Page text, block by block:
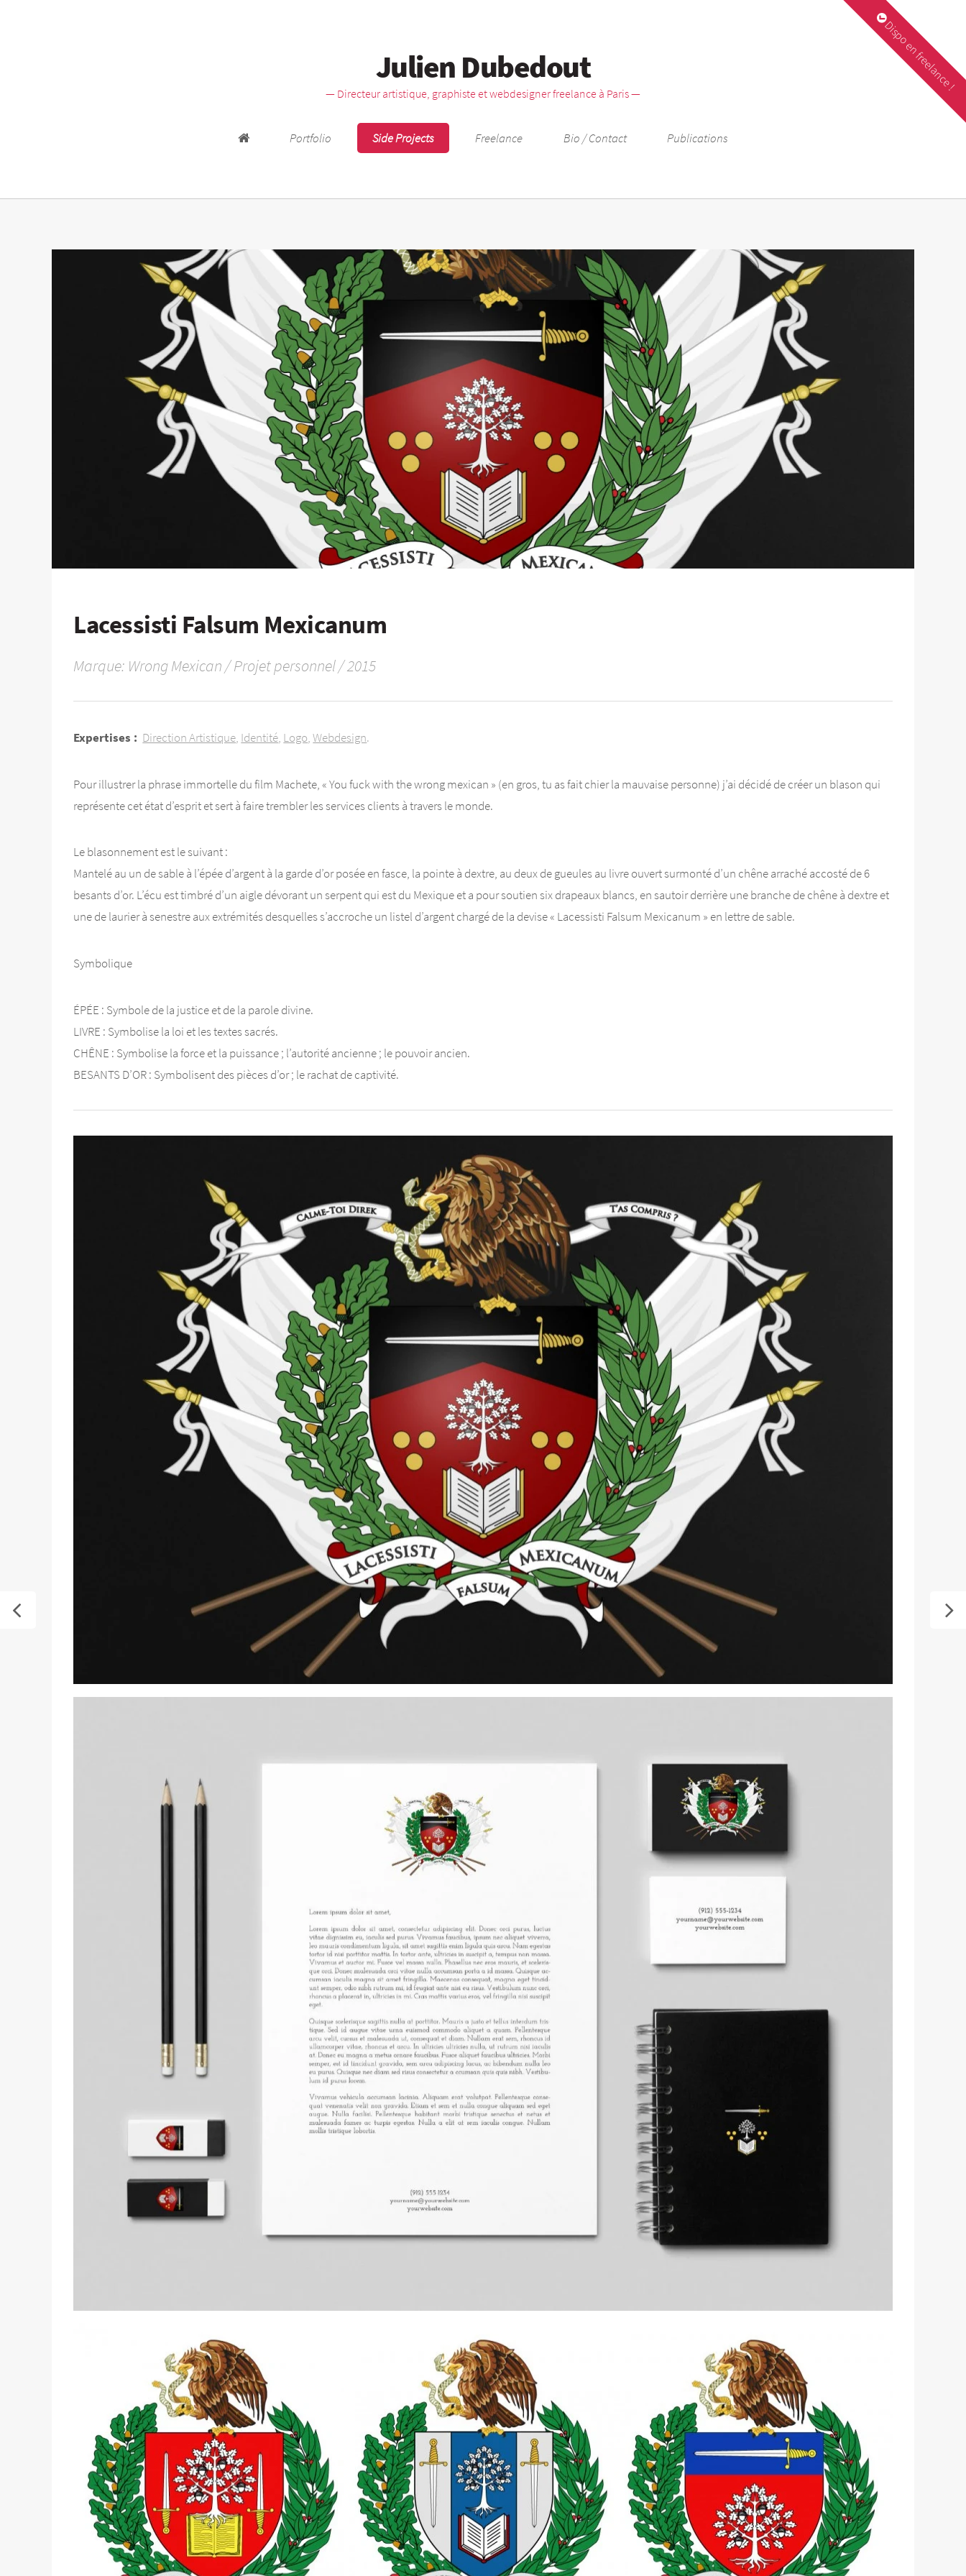
Dispo en freelance !
Julien Dubedout
— Directeur artistique, graphiste et webdesigner freelance à Paris —
Accueil Portfolio Side Projects Freelance Bio / Contact Publications
Lacessisti Falsum Mexicanum
Marque: Wrong Mexican / Projet personnel / 2015
Expertises : Direction Artistique Identité Logo Webdesign
Pour illustrer la phrase immortelle du film Machete, « You fuck with the wrong mexican » (en gros, tu as fait chier la mauvaise personne) j’ai décidé de créer un blason qui
représente cet état d’esprit et sert à faire trembler les services clients à travers le monde.
Le blasonnement est le suivant :
Mantelé au un de sable à l’épée d’argent à la garde d’or posée en fasce, la pointe à dextre, au deux de gueules au livre ouvert surmonté d’un chêne arraché accosté de 6
besants d’or. L’écu est timbré d’un aigle dévorant un serpent qui est du Mexique et a pour soutien six drapeaux blancs, en sautoir derrière une branche de chêne à dextre et
une de laurier à senestre aux extrémités desquelles s’accroche un listel d’argent chargé de la devise « Lacessisti Falsum Mexicanum » en lettre de sable.
Symbolique
ÉPÉE : Symbole de la justice et de la parole divine.
LIVRE : Symbolise la loi et les textes sacrés.
CHÊNE : Symbolise la force et la puissance ; l’autorité ancienne ; le pouvoir ancien.
BESANTS D’OR : Symbolisent des pièces d’or ; le rachat de captivité.